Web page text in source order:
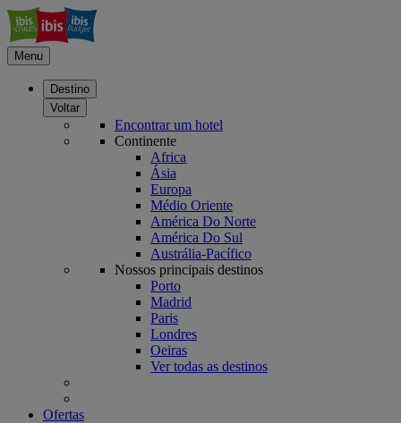
Menu
Destino
Voltar
Encontrar um hotel
Continente
Africa
Ásia
Europa
Médio Oriente
América Do Norte
América Do Sul
Austrália-Pacífico
Nossos principais destinos
Porto
Madrid
Paris
Londres
Oeiras
Ver todas as destinos
Ofertas